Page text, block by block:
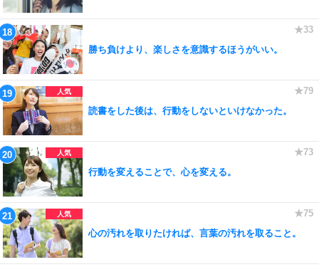
勝ち負けより、楽しさを意識するほうがいい。
読書をした後は、行動をしないといけなかった。
行動を変えることで、心を変える。
心の汚れを取りたければ、言葉の汚れを取ること。